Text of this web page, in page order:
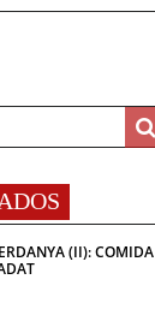
(II): COMIDA